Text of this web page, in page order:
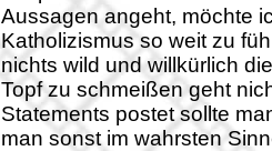
Aussagen angeht, möchte
Katholizismus so weit zu
nichts wild und willkürlich
Topf zu schmeißen geht
Statements postet sollte
man sonst im wahrsten